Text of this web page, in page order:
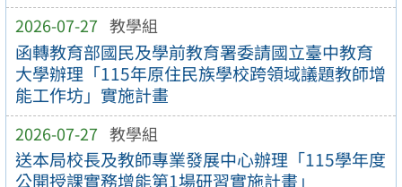
2026-07-27 教學組
函轉教育部國民及學前教育署委請國立臺中教育
大學辦理「115年原住民族學校跨領域議題教師增
能工作坊」實施計畫
2026-07-27 教學組
送本局校長及教師專業發展中心辦理「115學年度
公開授課實務增能第1場研習實施計畫」